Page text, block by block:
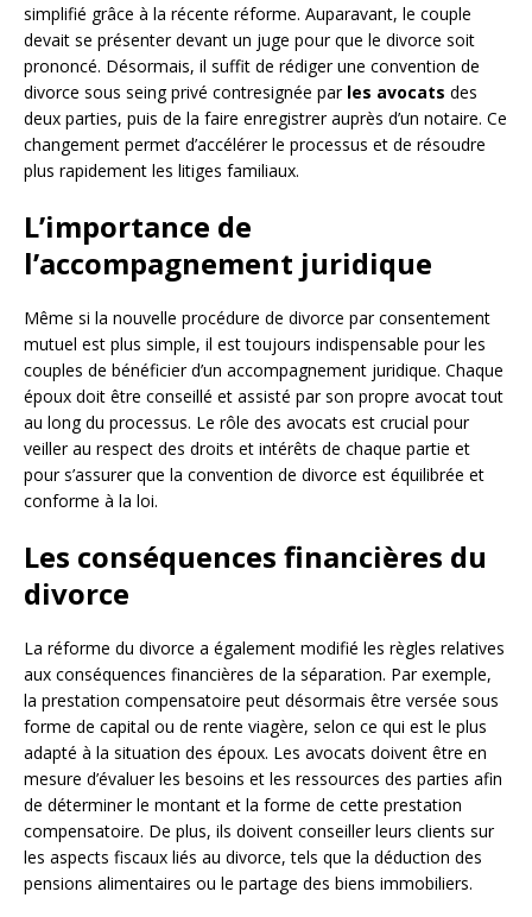
simplifié grâce à la récente réforme. Auparavant, le couple
devait se présenter devant un juge pour que le divorce soit
prononcé. Désormais, il suffit de rédiger une convention de
divorce sous seing privé contresignée par les avocats des
deux parties, puis de la faire enregistrer auprès d’un notaire. Ce
changement permet d’accélérer le processus et de résoudre
plus rapidement les litiges familiaux.
L’importance de
l’accompagnement juridique
Même si la nouvelle procédure de divorce par consentement
mutuel est plus simple, il est toujours indispensable pour les
couples de bénéficier d’un accompagnement juridique. Chaque
époux doit être conseillé et assisté par son propre avocat tout
au long du processus. Le rôle des avocats est crucial pour
veiller au respect des droits et intérêts de chaque partie et
pour s’assurer que la convention de divorce est équilibrée et
conforme à la loi.
Les conséquences financières du
divorce
La réforme du divorce a également modifié les règles relatives
aux conséquences financières de la séparation. Par exemple,
la prestation compensatoire peut désormais être versée sous
forme de capital ou de rente viagère, selon ce qui est le plus
adapté à la situation des époux. Les avocats doivent être en
mesure d’évaluer les besoins et les ressources des parties afin
de déterminer le montant et la forme de cette prestation
compensatoire. De plus, ils doivent conseiller leurs clients sur
les aspects fiscaux liés au divorce, tels que la déduction des
pensions alimentaires ou le partage des biens immobiliers.